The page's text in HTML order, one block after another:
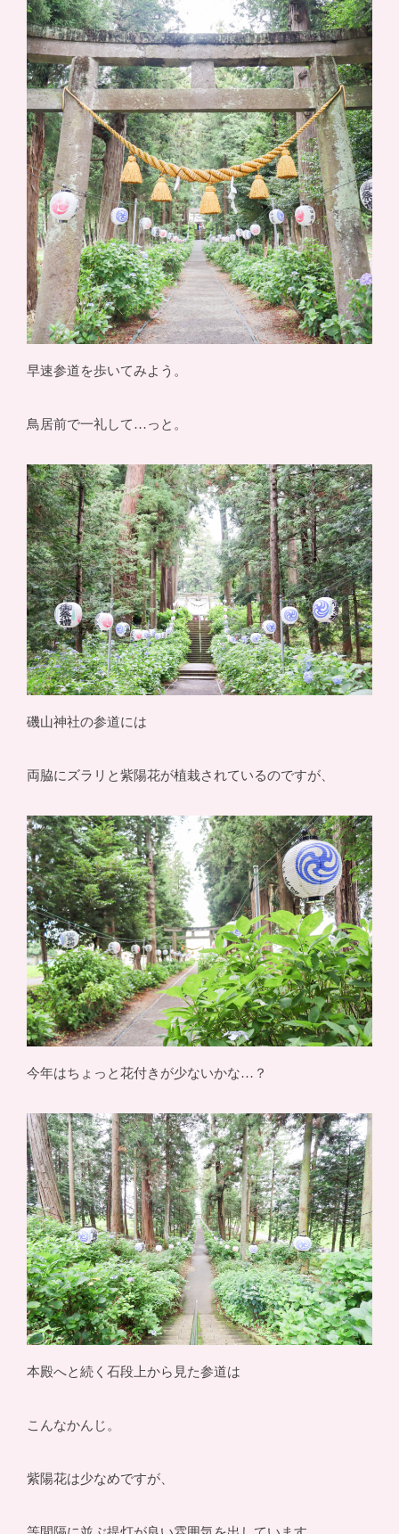
早速参道を歩いてみよう。
鳥居前で一礼して…っと。
磯山神社の参道には
両脇にズラリと紫陽花が植栽されているのですが、
今年はちょっと花付きが少ないかな…？
本殿へと続く石段上から見た参道は
こんなかんじ。
紫陽花は少なめですが、